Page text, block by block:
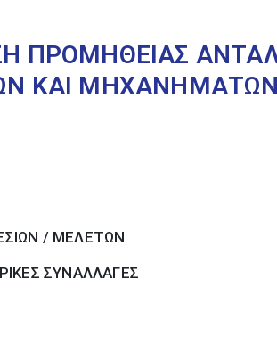
ΠΡΟΜΗΘΕΙΑΣ
ΚΑΙ
/ ΜΕΛΕΤΩΝ
ΣΥΝΑΛΛΑΓΕΣ